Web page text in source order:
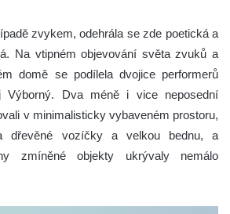
zvykem, odehrála se zde poetická a
Na vtipném objevování světa zvuků a
domě se podílela dvojice performerů
Výborný. Dva méně i vice neposední
v minimalisticky vybaveném prostoru,
dřevěné vozíčky a velkou bednu, a
zmíněné objekty ukrývaly nemálo